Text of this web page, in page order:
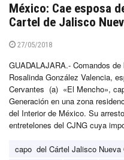
México: Cae esposa
Cartel de Jalisco
27/05/2018
GUADALAJARA.- Comandos
Rosalinda González Valencia,
Cervantes (a) «El Mencho»,
Generación en una zona
del Interior de México. Su
entretelones del CJNG cuya
capo del Cártel Jalisco Nueva